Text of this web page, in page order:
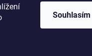
Souhlasím